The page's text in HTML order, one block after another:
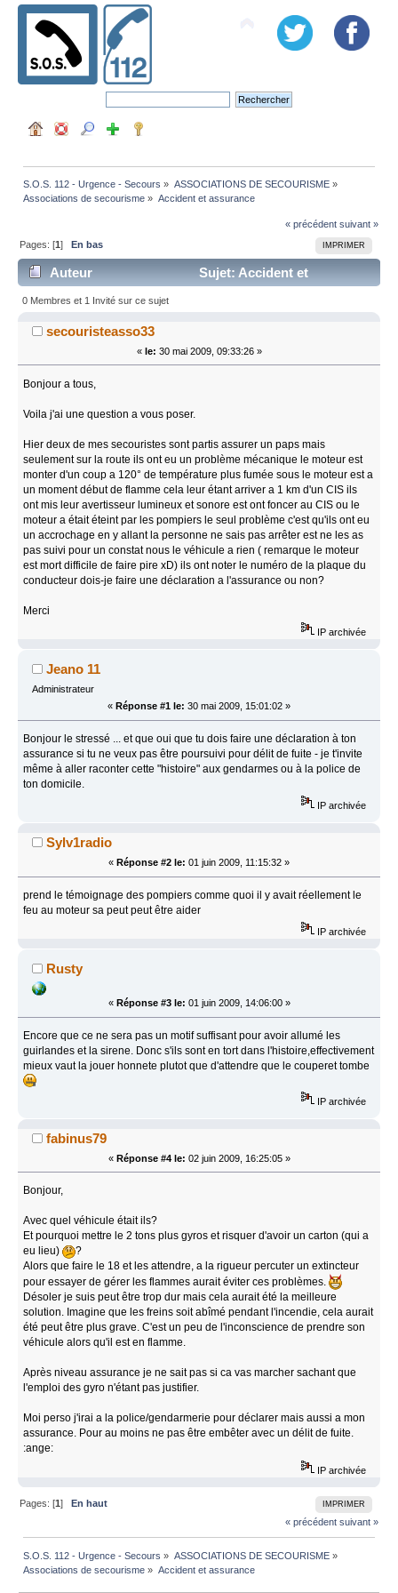
S.O.S. 112 - Urgence - Secours » ASSOCIATIONS DE SECOURISME»
Associations de secourisme » Accident et assurance
« précédent suivant »
IMPRIMER
Pages: [1]En bas
Auteur
Sujet: Accident et
assurance (Lu 10738 fois)
0 Membres et 1 Invité sur ce sujet
secouristeasso33
« le: 30 mai 2009, 09:33:26 »
Bonjour a tous,
Voila j'ai une question a vous poser.
Hier deux de mes secouristes sont partis assurer un paps mais
seulement sur la route ils ont eu un problème mécanique le moteur est
monter d'un coup a 120° de température plus fumée sous le moteur est a
un moment début de flamme cela leur étant arriver a 1 km d'un CIS ils
ont mis leur avertisseur lumineux et sonore est ont foncer au CIS ou le
moteur a était éteint par les pompiers le seul problème c'est qu'ils ont eu
un accrochage en y allant la personne ne sais pas arrêter est ne les as
pas suivi pour un constat nous le véhicule a rien ( remarque le moteur
est mort difficile de faire pire xD) ils ont noter le numéro de la plaque du
conducteur dois-je faire une déclaration a l'assurance ou non?
Merci
IP archivée
Jeano 11
Administrateur
« Réponse #1 le: 30 mai 2009, 15:01:02 »
Bonjour le stressé ... et que oui que tu dois faire une déclaration à ton
assurance si tu ne veux pas être poursuivi pour délit de fuite - je t'invite
même à aller raconter cette "histoire" aux gendarmes ou à la police de
ton domicile.
IP archivée
Sylv1radio
« Réponse #2 le: 01 juin 2009, 11:15:32 »
prend le témoignage des pompiers comme quoi il y avait réellement le
feu au moteur sa peut peut être aider
IP archivée
Rusty
« Réponse #3 le: 01 juin 2009, 14:06:00 »
Encore que ce ne sera pas un motif suffisant pour avoir allumé les
guirlandes et la sirene. Donc s'ils sont en tort dans l'histoire,effectivement
mieux vaut la jouer honnete plutot que d'attendre que le couperet tombe
IP archivée
fabinus79
« Réponse #4 le: 02 juin 2009, 16:25:05 »
Bonjour,
Avec quel véhicule était ils?
Et pourquoi mettre le 2 tons plus gyros et risquer d'avoir un carton (qui a
eu lieu)
?
Alors que faire le 18 et les attendre, a la rigueur percuter un extincteur
pour essayer de gérer les flammes aurait éviter ces problèmes.
Désoler je suis peut être trop dur mais cela aurait été la meilleure
solution. Imagine que les freins soit abîmé pendant l'incendie, cela aurait
été peut être plus grave. C'est un peu de l'inconscience de prendre son
véhicule alors qu'il est en flamme.
Après niveau assurance je ne sait pas si ca vas marcher sachant que
l'emploi des gyro n'étant pas justifier.
Moi perso j'irai a la police/gendarmerie pour déclarer mais aussi a mon
assurance. Pour au moins ne pas être embêter avec un délit de fuite.
:ange:
IP archivée
IMPRIMER
Pages: [1]En haut
« précédent suivant »
S.O.S. 112 - Urgence - Secours » ASSOCIATIONS DE SECOURISME»
Associations de secourisme » Accident et assurance